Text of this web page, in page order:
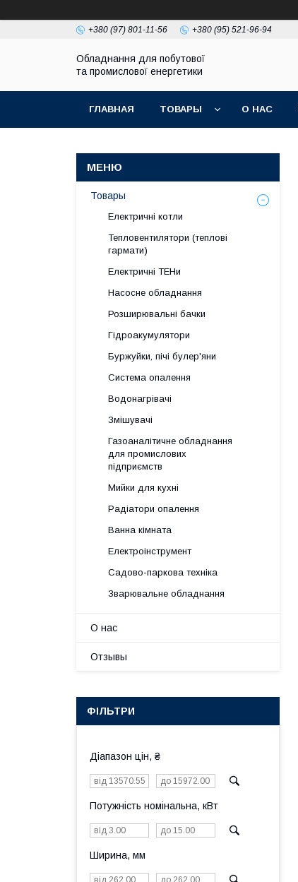
+380 (97) 801-11-56 +380 (95) 521-96-94
Обладнання для побутової
та промислової енергетики
ГЛАВНАЯ ТОВАРЫ О НАС
Товары
Електричні котли
Тепловентилятори (теплові
гармати)
Електричні ТЕНи
Насосне обладнання
Розширювальні бачки
Гідроакумулятори
Буржуйки, пічі булер'яни
Система опалення
Водонагрівачі
Змішувачі
Газоаналітичне обладнання
для промислових
підприємств
Мийки для кухні
Радіатори опалення
Ванна кімната
Електроінструмент
Садово-паркова техніка
Зварювальне обладнання
О нас
Отзывы
ФІЛЬТРИ
Діапазон цін, ₴
Потужність номінальна, кВт
Ширина, мм